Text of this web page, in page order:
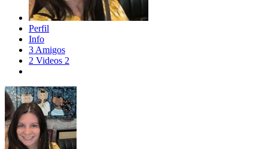
Perfil
Info
3 Amigos
2 Videos 2